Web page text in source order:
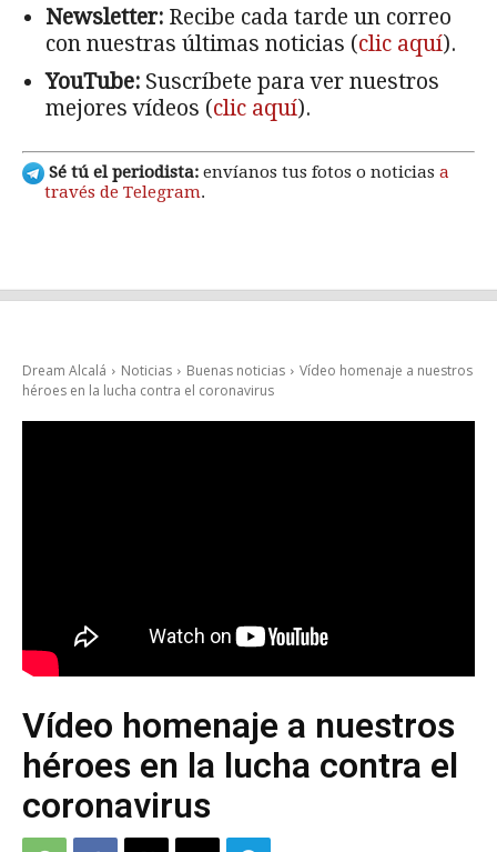
Newsletter: Recibe cada tarde un correo
con nuestras últimas noticias (clic aquí).
YouTube: Suscríbete para ver nuestros
mejores vídeos (clic aquí).
Sé tú el periodista: envíanos tus fotos o noticias a
través de Telegram.